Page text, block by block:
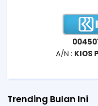
A/N : KIOS
Trending Bulan Ini